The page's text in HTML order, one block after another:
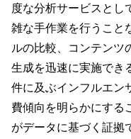
度な分析サービスとし
雑な手作業を行うこと
ルの比較、コンテンツ
生成を迅速に実施でき
件に及ぶインフルエン
費傾向を明らかにする
がデータに基づく証拠